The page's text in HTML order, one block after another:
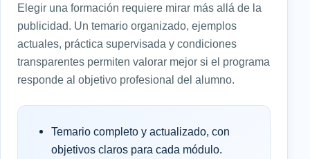
Elegir una formación requiere mirar más allá de la
publicidad. Un temario organizado, ejemplos
actuales, práctica supervisada y condiciones
transparentes permiten valorar mejor si el programa
responde al objetivo profesional del alumno.
Temario completo y actualizado, con
objetivos claros para cada módulo.